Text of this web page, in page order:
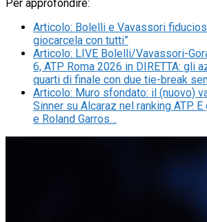
Per approfondire:
Articolo: Bolelli e Vavassori
giocarcela con tutti”
Articolo: LIVE Bolelli/Vavassori-
6, ATP Roma 2026 in DIRETTA: gli
quarti di finale con due tie-break
Articolo: Muro sfondato: il (nuovo)
Sinner su Alcaraz nel ranking ATP.
e Roland Garros…